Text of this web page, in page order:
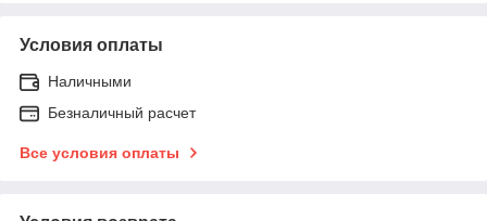
Условия оплаты
Наличными
Безналичный расчет
Все условия оплаты